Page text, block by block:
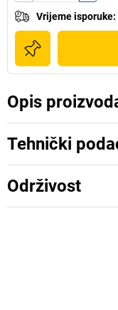
Vrijeme isporuke:
Opis
Tehnički
Održivost